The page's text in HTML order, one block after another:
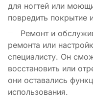
для ногтей или
повредить покрытие
Ремонт и
ремонта или
специалисту. Он
восстановить или
они оставались
использования.